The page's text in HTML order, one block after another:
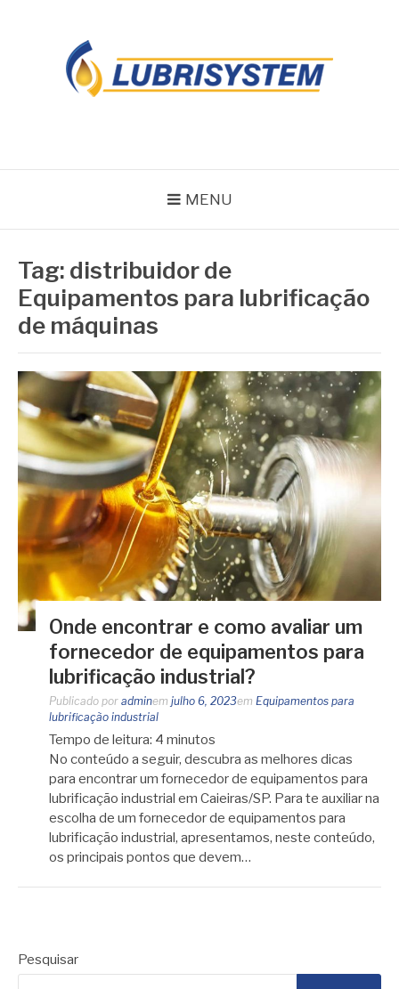
MENU
Tag: distribuidor de
Equipamentos para lubrificação
de máquinas
Onde encontrar e como avaliar um
fornecedor de equipamentos para
lubrificação industrial?
Publicado por adminem julho 6, 2023em Equipamentos para
lubrificação industrial
Tempo de leitura: 4 minutos
No conteúdo a seguir, descubra as melhores dicas
para encontrar um fornecedor de equipamentos para
lubrificação industrial em Caieiras/SP. Para te auxiliar na
escolha de um fornecedor de equipamentos para
lubrificação industrial, apresentamos, neste conteúdo,
os principais pontos que devem…
Pesquisar